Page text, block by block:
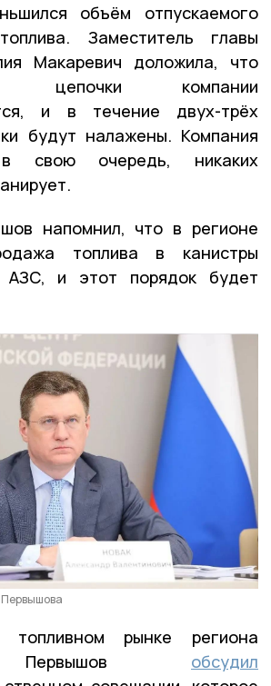
объём отпускаемого
Заместитель главы
Макаревич доложила, что
цепочки компании
и в течение двух-трёх
будут налажены. Компания
в свою очередь, никаких
напомнил, что в регионе
топлива в канистры
АЗС, и этот порядок будет
Первышова
рынке региона
Первышов обсудил